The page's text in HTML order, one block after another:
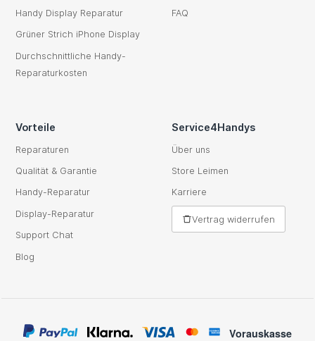
Handy Display Reparatur
Grüner Strich iPhone Display
Durchschnittliche Handy-
Reparaturkosten
FAQ
Vorteile
Reparaturen
Qualität & Garantie
Handy-Reparatur
Display-Reparatur
Support Chat
Blog
Service4Handys
Über uns
Store Leimen
Karriere
Vertrag widerrufen
Vorauskasse